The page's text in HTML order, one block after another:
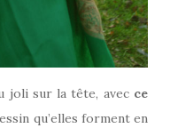
joli sur la tête, avec ce
qu’elles forment en